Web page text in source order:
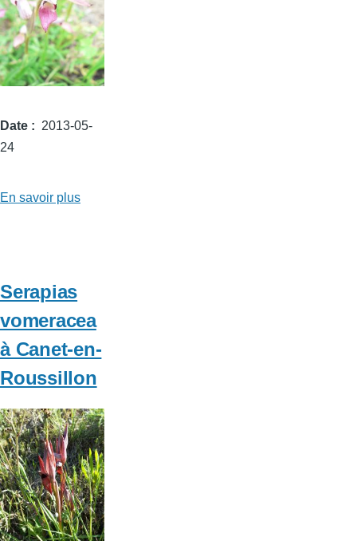
Date
2013-05-
24
En savoir plus
les
Lloberes
Serapias
vomeracea
à Canet-en-
Roussillon